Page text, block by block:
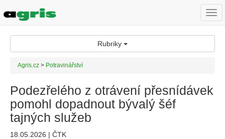
Rubriky
Agris.cz > Potravinářství
Podezřelého z otrávení přesnídávek
pomohl dopadnout bývalý šéf
tajných služeb
18.05.2026 | ČTK